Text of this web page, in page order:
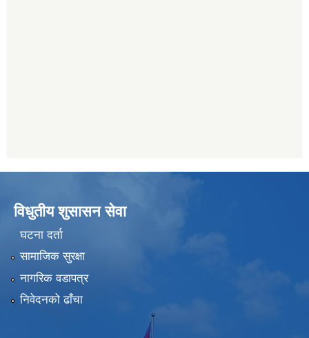
विधुतीय शुसासन सेवा
घटना दर्ता
सामाजिक सुरक्षा
नागरिक वडापत्र
निवेदनको ढाँचा